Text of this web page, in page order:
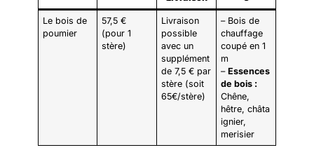
Le bois de
poumier
57,5 €
(pour 1
stère)
Livraison
possible
avec un
supplément
de 7,5 € par
stère (soit
65€/stère)
– Bois de
chauffage
coupé en 1
m
–Essences
de bois :
Chêne,
hêtre, châta
ignier,
merisier